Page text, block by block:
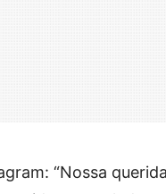
“Nossa querida